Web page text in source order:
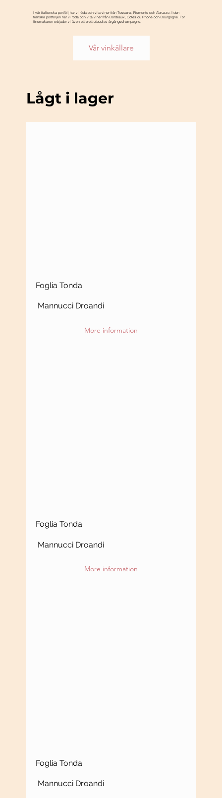
I vår italienska portfölj har vi röda och vita viner från Toscana, Piemonte och Abruzzo. I den
franska portföljen har vi röda och vita viner från Bordeaux, Côtes du Rhône och Bourgogne. För
finsmakaren erbjuder vi även ett brett utbud av årgångschampagne.
Vår vinkällare
Lågt i lager
Foglia Tonda
Mannucci Droandi
More information
Foglia Tonda
Mannucci Droandi
More information
Foglia Tonda
Mannucci Droandi